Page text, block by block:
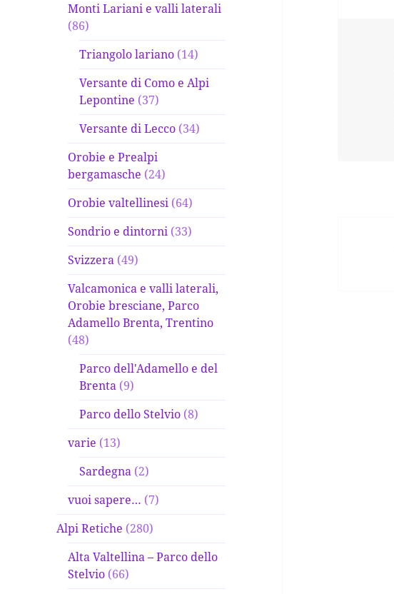
Monti Lariani e valli laterali
(86)
Triangolo lariano (14)
Versante di Como e Alpi
Lepontine (37)
Versante di Lecco (34)
Orobie e Prealpi
bergamasche (24)
Orobie valtellinesi (64)
Sondrio e dintorni (33)
Svizzera (49)
Valcamonica e valli laterali,
Orobie bresciane, Parco
Adamello Brenta, Trentino
(48)
Parco dell'Adamello e del
Brenta (9)
Parco dello Stelvio (8)
varie (13)
Sardegna (2)
vuoi sapere… (7)
Alpi Retiche (280)
Alta Valtellina – Parco dello
Stelvio (66)